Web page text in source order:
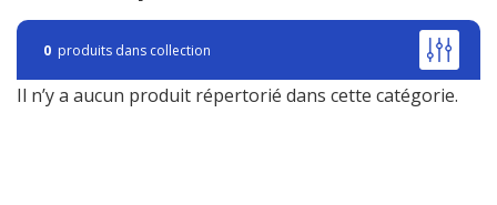
0 produits dans collection
Il n’y a aucun produit répertorié dans cette catégorie.